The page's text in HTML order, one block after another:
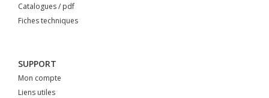
Catalogues / pdf
Fiches techniques
SUPPORT
Mon compte
Liens utiles